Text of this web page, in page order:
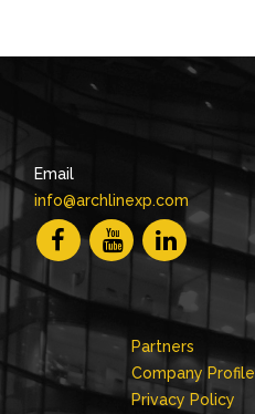
Email
info@archlinexp.com
Partners
Company Profile
Privacy Policy